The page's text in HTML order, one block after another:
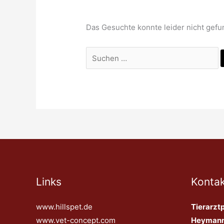
Das Gesuchte konnte leider nicht
Links
www.hillspet.de
www.vet-concept.com